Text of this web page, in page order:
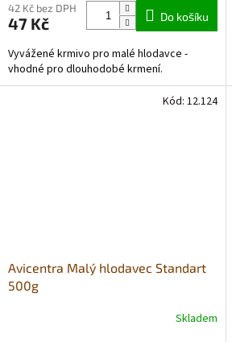
42 Kč bez DPH
47 Kč Do košíku
Vyvážené krmivo pro malé hlodavce -
vhodné pro dlouhodobé krmení.
Avicentra Malý hlodavec Standart
500g
Skladem
Kód: 12.124